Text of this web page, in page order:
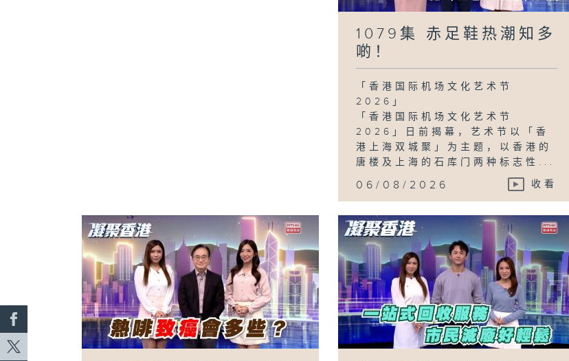
1079集 赤足鞋热潮知多
啲！
「香港国际机场文化艺术节
2026」
「香港国际机场文化艺术节
2026」日前揭幕，艺术节以「香
港上海双城聚」为主题，以香港的
唐楼及上海的石库门两种标志性...
06/08/2026 收看